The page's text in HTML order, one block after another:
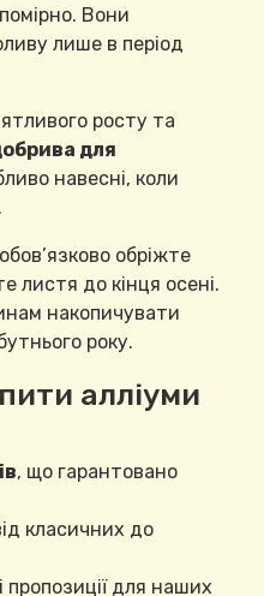
Вони
лише в період
росту та
для
навесні, коли
обріжте
листя до кінця осені.
накопичувати
року.
алліуми
, що гарантовано
класичних до
пропозиції для наших